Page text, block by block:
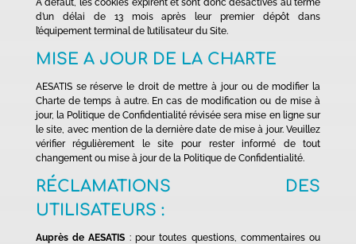
A défaut, les cookies expirent et sont donc désactivés au terme
d’un délai de 13 mois après leur premier dépôt dans
l’équipement terminal de l’utilisateur du Site.
MISE A JOUR DE LA CHARTE
AESATIS se réserve le droit de mettre à jour ou de modifier la
Charte de temps à autre. En cas de modification ou de mise à
jour, la Politique de Confidentialité révisée sera mise en ligne sur
le site, avec mention de la dernière date de mise à jour. Veuillez
vérifier régulièrement le site pour rester informé de tout
changement ou mise à jour de la Politique de Confidentialité.
RÉCLAMATIONS DES
UTILISATEURS :
Auprès de AESATIS : pour toutes questions, commentaires ou